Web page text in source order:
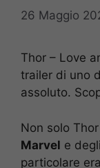
26 Maggio
Thor – Love
trailer di uno
assoluto.
Non solo
Marvel e degli
particolare